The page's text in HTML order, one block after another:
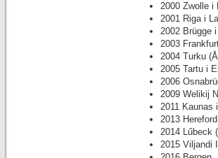
2000 Zwolle i
2001 Riga i
2002 Brügge
2003
2004 Turku
2005 Tartu i
2006
2009 Welikij
2011 Kaunas
2013
2014 Lűbeck
2015 Viljandi